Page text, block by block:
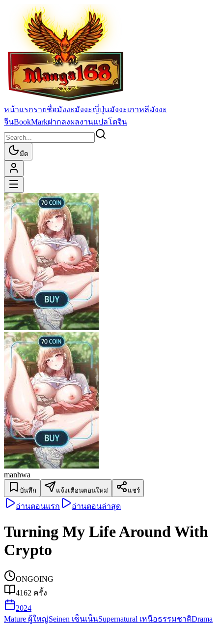
หน้าแรกรายชื่อมังงะมังงะญี่ปุ่นมังงะเกาหลีมังงะ
จีนBookMarkฝากลงผลงานแปลโดจิน
มืด
manhwa
บันทึก แจ้งเตือนตอนใหม่ แชร์
อ่านตอนแรก อ่านตอนล่าสุด
Turning My Life Around With
Crypto
ONGOING
4162 ครั้ง
2024
Mature ผู้ใหญ่Seinen เซ็นเน็นSupernatural เหนือธรรมชาติDrama